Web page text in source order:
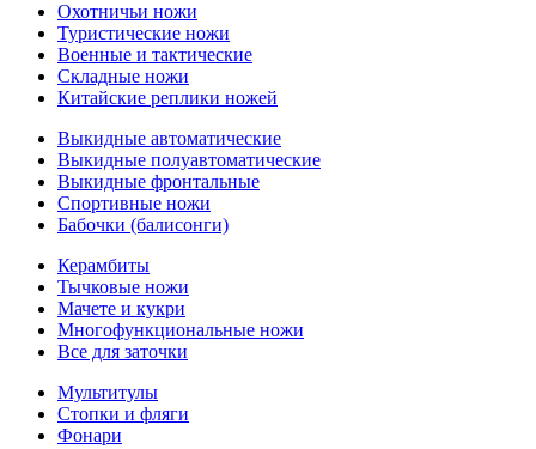
Охотничьи ножи
Туристические ножи
Военные и тактические
Складные ножи
Китайские реплики ножей
Выкидные автоматические
Выкидные полуавтоматические
Выкидные фронтальные
Спортивные ножи
Бабочки (балисонги)
Керамбиты
Тычковые ножи
Мачете и кукри
Многофункциональные ножи
Все для заточки
Мультитулы
Стопки и фляги
Фонари